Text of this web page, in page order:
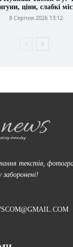
ціни, слабкі
8 Серпня 2026 13:12
текстів,
заборонені!